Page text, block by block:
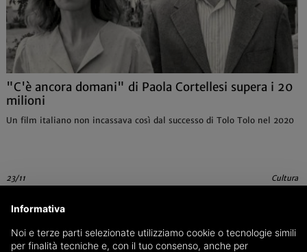
"C'è ancora domani" di Paola Cortellesi supera i 20
milioni
Un film italiano non incassava così dal successo di Tolo Tolo nel 2020
23/11 Cultura
Informativa
Noi e terze parti selezionate utilizziamo cookie o tecnologie simili
per finalità tecniche e, con il tuo consenso, anche per